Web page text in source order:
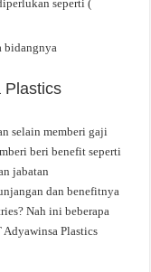
seperti (
bidangnya
Plastics
selain memberi gaji
beri benefit seperti
jabatan
dan benefitnya
Nah ini beberapa
Plastics